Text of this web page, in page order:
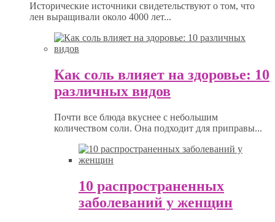
Исторические источники свидетельствуют о том, что
лен выращивали около 4000 лет...
Как соль влияет на здоровье: 10
различных видов
Почти все блюда вкуснее с небольшим
количеством соли. Она подходит для приправы...
10 распространенных
заболеваний у женщин